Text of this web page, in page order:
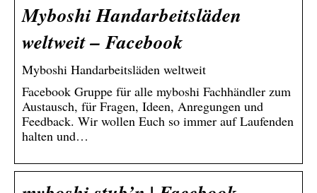
Myboshi Handarbeitsläden
weltweit – Facebook
Myboshi Handarbeitsläden weltweit
Facebook Gruppe für alle myboshi Fachhändler zum
Austausch, für Fragen, Ideen, Anregungen und
Feedback. Wir wollen Euch so immer auf Laufenden
halten und…